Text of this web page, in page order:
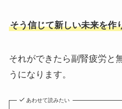
そう信じて新しい未来を作
それができたら副腎疲労と
うになります。
あわせて読みたい